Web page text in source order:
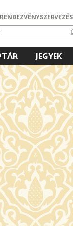
RENDEZVÉNYSZERVEZÉS
JEGYEK